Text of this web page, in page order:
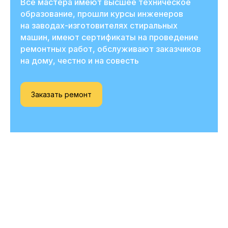
Все мастера имеют высшее техническое
образование, прошли курсы инженеров
на заводах-изготовителях стиральных
машин, имеют сертификаты на проведение
ремонтных работ, обслуживают заказчиков
на дому, честно и на совесть
Заказать ремонт